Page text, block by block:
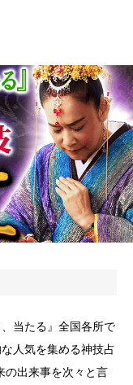
当たる』全国各所で
人気を集める神技占
出来事を次々と言